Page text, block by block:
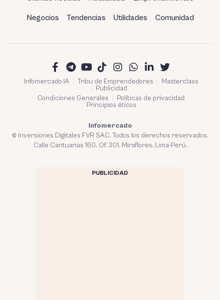
Negocios Tendencias Utilidades Comunidad
Infomercado IA Tribu de Emprendedores
Masterclass
Publicidad
Condiciones Generales
Políticas de privacidad
Principios éticos
Infomercado
© Inversiones Digitales FVR SAC. Todos los derechos reservados.
Calle Cantuarias 160. Of. 301. Miraflores, Lima-Perú.
PUBLICIDAD